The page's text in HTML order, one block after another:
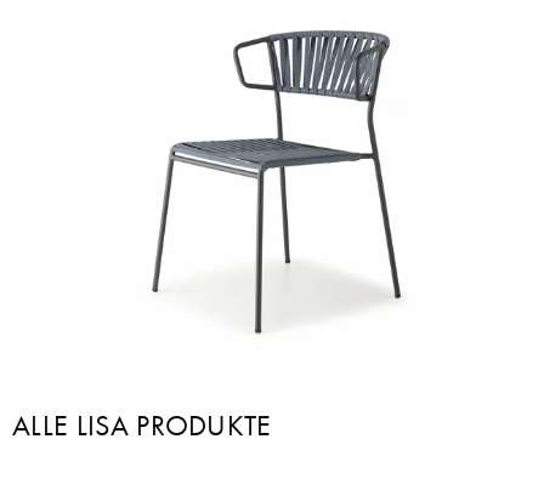
ALLE LISA PRODUKTE